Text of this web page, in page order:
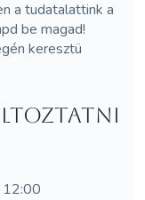
a tudatalattink a
be magad!
keresztü